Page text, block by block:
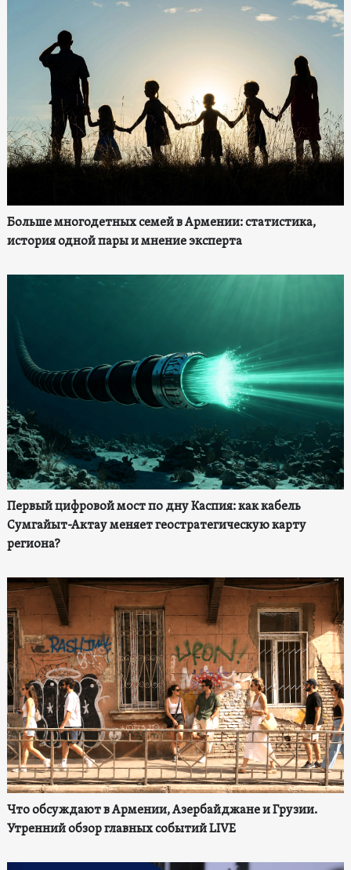
Больше многодетных семей в Армении: статистика,
история одной пары и мнение эксперта
Первый цифровой мост по дну Каспия: как кабель
Сумгайыт-Актау меняет геостратегическую карту
региона?
Что обсуждают в Армении, Азербайджане и Грузии.
Утренний обзор главных событий LIVE